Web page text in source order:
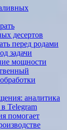
десертов
перед родами
задачи
мощности
аналитика
Telegram
помогает